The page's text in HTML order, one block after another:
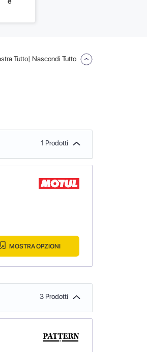
Tutto| Nascondi Tutto
1 Prodotti
MOSTRA OPZIONI
3 Prodotti